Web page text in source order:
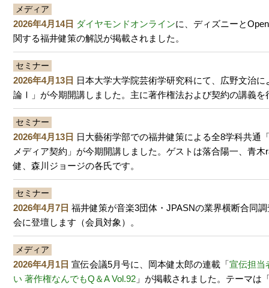
メディア
2026年4月14日 ダイヤモンドオンラインに、ディズニーと
関する福井健策の解説が掲載されました。
セミナー
2026年4月13日 日本大学大学院芸術学研究科にて、広野文治
論Ⅰ」が今期開講しました。主に著作権法および契約の講義を
セミナー
2026年4月13日 日大藝術学部での福井健策による全8学科共通
メディア契約」が今期開講しました。ゲストは落合陽一、青木
健、森川ジョージの各氏です。
セミナー
2026年4月7日 福井健策が音楽3団体・JPASNの業界横断合同
会に登壇します（会員対象）。
メディア
2026年4月1日 宣伝会議5月号に、岡本健太郎の連載「宣伝担当
い 著作権なんでもQ＆A Vol.92 」が掲載されました。テーマは